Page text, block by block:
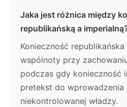
Jaka jest różnica między
republikańską a
Konieczność
wspólnoty przy
podczas gdy konieczność
pretekst do wprowadzenia
niekontrolowanej władzy.